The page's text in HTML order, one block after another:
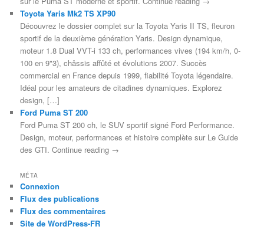
Toyota Yaris Mk2 TS XP90
Découvrez le dossier complet sur la Toyota Yaris II TS, fleuron
sportif de la deuxième génération Yaris. Design dynamique,
moteur 1.8 Dual VVT-i 133 ch, performances vives (194 km/h, 0-
100 en 9"3), châssis affûté et évolutions 2007. Succès
commercial en France depuis 1999, fiabilité Toyota légendaire.
Idéal pour les amateurs de citadines dynamiques. Explorez
design, […]
Ford Puma ST 200
Ford Puma ST 200 ch, le SUV sportif signé Ford Performance.
Design, moteur, performances et histoire complète sur Le Guide
des GTI. Continue reading →
MÉTA
Connexion
Flux des publications
Flux des commentaires
Site de WordPress-FR